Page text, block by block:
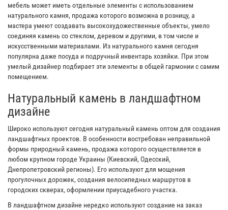
мебель может иметь отдельные элементы с использованием
натурального камня, продажа которого возможна в розницу, а
мастера умеют создавать высокохудожественные объекты, умело
соединяя камень со стеклом, деревом и другими, в том числе и
искусственными материалами. Из натурального камня сегодня
популярна даже посуда и подручный инвентарь хозяйки. При этом
умелый дизайнер подбирает эти элементы в общей гармонии с самим
помещением.
Натуральный камень в ландшафтном
дизайне
Широко используют сегодня натуральный камень оптом для создания
ландшафтных проектов. В особенности востребован неправильной
формы природный камень, продажа которого осуществляется в
любом крупном городе Украины (Киевский, Одесский,
Днепропетровский регионы). Его используют для мощения
прогулочных дорожек, создания велосипедных маршрутов в
городских скверах, оформлении приусадебного участка.
В ландшафтном дизайне нередко используют создание на заказ